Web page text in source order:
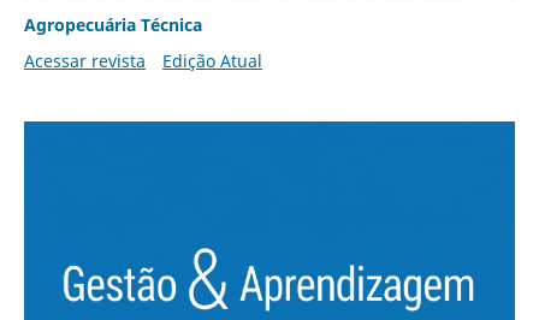
Agropecuária Técnica
Acessar revista
Edição Atual